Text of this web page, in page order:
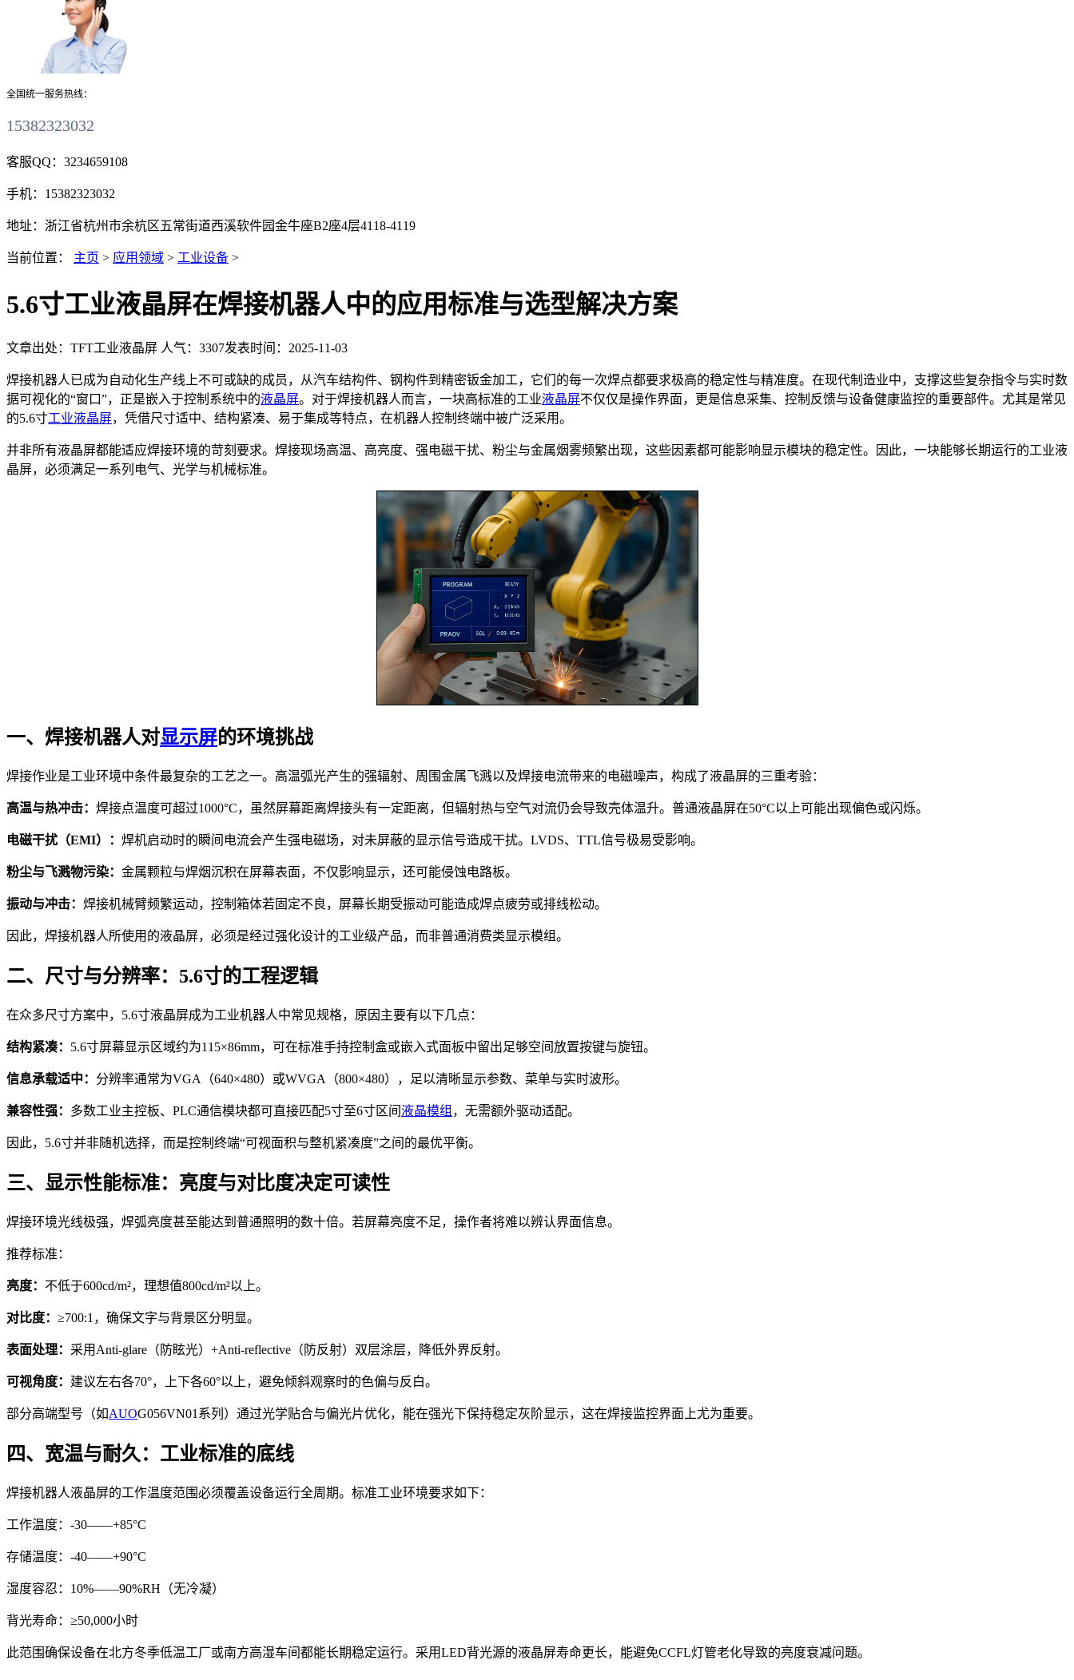
全国统一服务热线：
15382323032
客服QQ： 3234659108
手机： 15382323032
地址： 浙江省杭州市余杭区五常街道西溪软件园金牛座B2座4层4118-4119
当前位置： 主页 > 应用领域 > 工业设备 >
5.6寸工业液晶屏在焊接机器人中的应用标准与选型解决方案
文章出处：TFT工业液晶屏 人气： 3307发表时间：2025-11-03
焊接机器人已成为自动化生产线上不可或缺的成员，从汽车结构件、钢构件到精密钣金加工，它们的每一次焊点都要求极高的稳定性与精准度。在现代制造业中，支撑这些复杂指令与实时数
据可视化的“窗口”，正是嵌入于控制系统中的液晶屏。对于焊接机器人而言，一块高标准的工业液晶屏不仅仅是操作界面，更是信息采集、控制反馈与设备健康监控的重要部件。尤其是常见
的5.6寸工业液晶屏，凭借尺寸适中、结构紧凑、易于集成等特点，在机器人控制终端中被广泛采用。
并非所有液晶屏都能适应焊接环境的苛刻要求。焊接现场高温、高亮度、强电磁干扰、粉尘与金属烟雾频繁出现，这些因素都可能影响显示模块的稳定性。因此，一块能够长期运行的工业液
晶屏，必须满足一系列电气、光学与机械标准。
一、焊接机器人对显示屏的环境挑战
焊接作业是工业环境中条件最复杂的工艺之一。高温弧光产生的强辐射、周围金属飞溅以及焊接电流带来的电磁噪声，构成了液晶屏的三重考验：
高温与热冲击： 焊接点温度可超过1000°C，虽然屏幕距离焊接头有一定距离，但辐射热与空气对流仍会导致壳体温升。普通液晶屏在50°C以上可能出现偏色或闪烁。
电磁干扰（EMI）： 焊机启动时的瞬间电流会产生强电磁场，对未屏蔽的显示信号造成干扰。LVDS、TTL信号极易受影响。
粉尘与飞溅物污染： 金属颗粒与焊烟沉积在屏幕表面，不仅影响显示，还可能侵蚀电路板。
振动与冲击： 焊接机械臂频繁运动，控制箱体若固定不良，屏幕长期受振动可能造成焊点疲劳或排线松动。
因此，焊接机器人所使用的液晶屏，必须是经过强化设计的工业级产品，而非普通消费类显示模组。
二、尺寸与分辨率：5.6寸的工程逻辑
在众多尺寸方案中，5.6寸液晶屏成为工业机器人中常见规格，原因主要有以下几点：
结构紧凑： 5.6寸屏幕显示区域约为115×86mm，可在标准手持控制盒或嵌入式面板中留出足够空间放置按键与旋钮。
信息承载适中： 分辨率通常为VGA（640×480）或WVGA（800×480），足以清晰显示参数、菜单与实时波形。
兼容性强： 多数工业主控板、PLC通信模块都可直接匹配5寸至6寸区间 液晶模组 ，无需额外驱动适配。
因此，5.6寸并非随机选择，而是控制终端“可视面积与整机紧凑度”之间的最优平衡。
三、显示性能标准：亮度与对比度决定可读性
焊接环境光线极强，焊弧亮度甚至能达到普通照明的数十倍。若屏幕亮度不足，操作者将难以辨认界面信息。
推荐标准：
亮度： 不低于600cd/m²，理想值800cd/m²以上。
对比度： ≥700:1，确保文字与背景区分明显。
表面处理： 采用Anti-glare（防眩光）+Anti-reflective（防反射）双层涂层，降低外界反射。
可视角度： 建议左右各70°，上下各60°以上，避免倾斜观察时的色偏与反白。
部分高端型号（如AUOG056VN01系列）通过光学贴合与偏光片优化，能在强光下保持稳定灰阶显示，这在焊接监控界面上尤为重要。
四、宽温与耐久：工业标准的底线
焊接机器人液晶屏的工作温度范围必须覆盖设备运行全周期。标准工业环境要求如下：
工作温度：-30——+85°C
存储温度：-40——+90°C
湿度容忍：10%——90%RH（无冷凝）
背光寿命：≥50,000小时
此范围确保设备在北方冬季低温工厂或南方高湿车间都能长期稳定运行。采用LED背光源的液晶屏寿命更长，能避免CCFL灯管老化导致的亮度衰减问题。